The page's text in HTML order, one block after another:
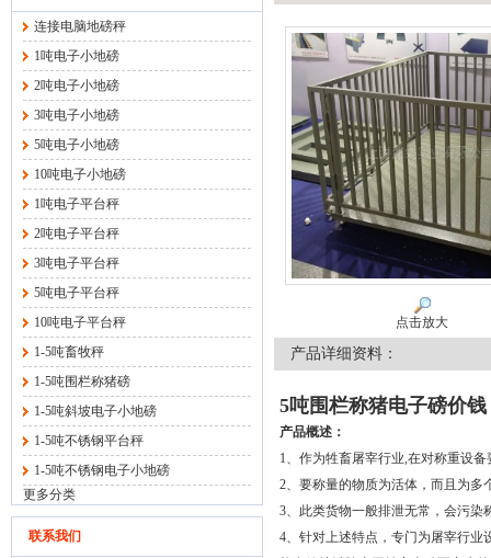
连接电脑地磅秤
1吨电子小地磅
2吨电子小地磅
3吨电子小地磅
5吨电子小地磅
10吨电子小地磅
1吨电子平台秤
2吨电子平台秤
3吨电子平台秤
5吨电子平台秤
10吨电子平台秤
1-5吨畜牧秤
1-5吨围栏称猪磅
1-5吨斜坡电子小地磅
1-5吨不锈钢平台秤
1-5吨不锈钢电子小地磅
更多分类
联系我们
点击放大
产品详细资料：
5吨围栏称猪电子磅价钱
产品概述：
1、作为牲畜屠宰行业,在对称重设
2、要称量的物质为活体，而且为多
3、此类货物一般排泄无常，会污
4、针对上述特点，专门为屠宰行业